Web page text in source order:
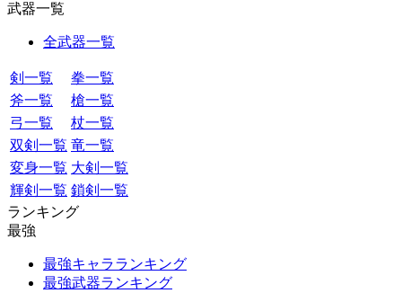
武器一覧
全武器一覧
剣一覧
拳一覧
斧一覧
槍一覧
弓一覧
杖一覧
双剣一覧 竜一覧
変身一覧 大剣一覧
輝剣一覧 鎖剣一覧
ランキング
最強
最強キャラランキング
最強武器ランキング